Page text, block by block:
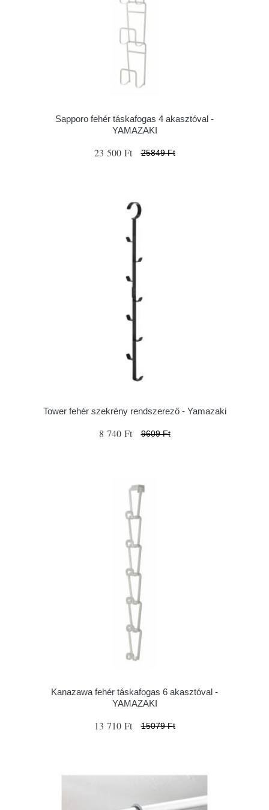
Sapporo fehér táskafogas 4 akasztóval -
YAMAZAKI
23 500 Ft 25849 Ft
Tower fehér szekrény rendszerező - Yamazaki
8 740 Ft 9609 Ft
Kanazawa fehér táskafogas 6 akasztóval -
YAMAZAKI
13 710 Ft 15079 Ft